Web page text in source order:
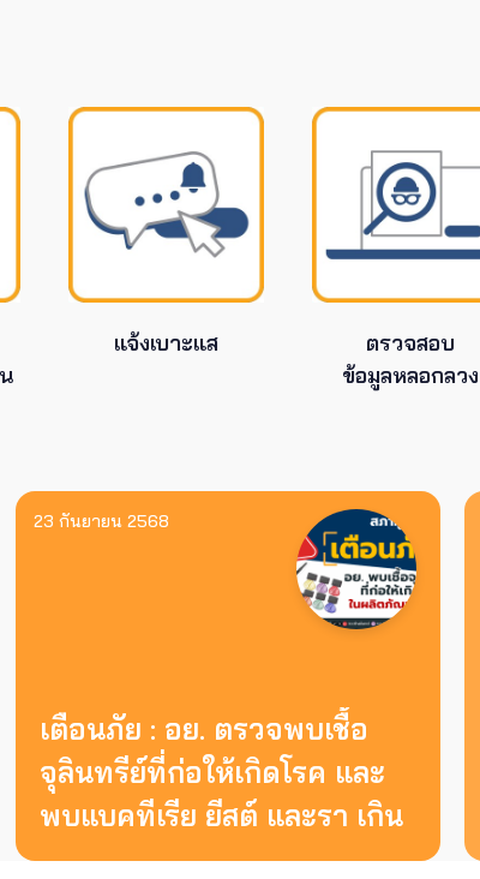
จี้รัฐคุ้มครองข้อมูลส่วน
6 สิงหาคม 2569
เร่งบอร์ด กสทช.จัดก
ขาดคุณสมบัติ ตามมติ
สรรหา
5 สิงหาคม 2569
แจ้งเบาะแส
ตรวจสอบ
ข้อมูลหลอกลวง
23 กันยายน 2568
เตือนภัย : อย. ตรวจพบเชื้อ
จุลินทรีย์ที่ก่อให้เกิดโรค และ
พบแบคทีเรีย ยีสต์ และรา เกิน
มาตรฐานกำหนด ในผลิตภัณฑ์